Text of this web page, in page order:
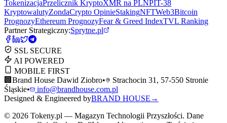
TokenizacjaPrzelicznik KryptoXMR na PLNPIT-38
KryptowalutyZondaCrypto OpinieStakingNFTWeb3Bitcoin
PrognozyEthereum PrognozyFear & Greed IndexTVL Ranking
Partner Strategiczny:Sprytne.pl
SSL SECURE
AI POWERED
MOBILE FIRST
🏢 Brand House Dawid Ziobro•
Strachocin 31, 57-550 Stronie
Śląskie•
info@brandhouse.com.pl
Designed & Engineered byBRAND HOUSE →
© 2026 Tokeny.pl — Magazyn Technologii Przyszłości. Dane